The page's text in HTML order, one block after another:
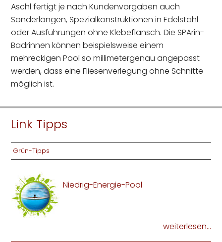
Aschl fertigt je nach Kundenvorgaben auch
Sonderlängen, Spezialkonstruktionen in Edelstahl
oder Ausführungen ohne Klebeflansch. Die SPArin-
Badrinnen können beispielsweise einem
mehreckigen Pool so millimetergenau angepasst
werden, dass eine Fliesenverlegung ohne Schnitte
möglich ist.
Link Tipps
Grün-Tipps
Niedrig-Energie-Pool
weiterlesen...